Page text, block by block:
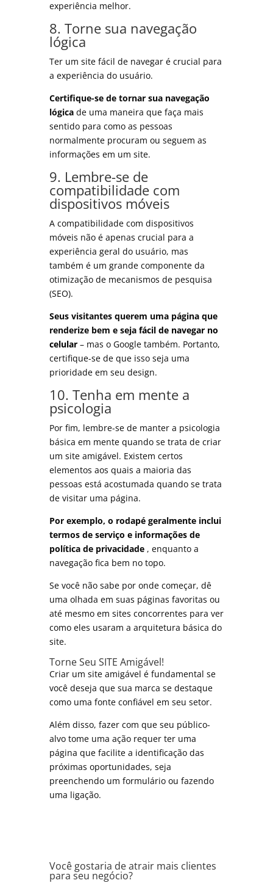
experiência melhor.
8. Torne sua navegação
lógica
Ter um site fácil de navegar é crucial para
a experiência do usuário.
Certifique-se de tornar sua navegação
lógicade uma maneira que faça mais
sentido para como as pessoas
normalmente procuram ou seguem as
informações em um site.
9. Lembre-se de
compatibilidade com
dispositivos móveis
A compatibilidade com dispositivos
móveis não é apenas crucial para a
experiência geral do usuário, mas
também é um grande componente da
otimização de mecanismos de pesquisa
(SEO).
Seus visitantes querem uma página que
renderize bem e seja fácil de navegar no
celular– mas o Google também. Portanto,
certifique-se de que isso seja uma
prioridade em seu design.
10. Tenha em mente a
psicologia
Por fim, lembre-se de manter a psicologia
básica em mente quando se trata de criar
um site amigável. Existem certos
elementos aos quais a maioria das
pessoas está acostumada quando se trata
de visitar uma página.
Por exemplo, o rodapé geralmente inclui
termos de serviço e informações de
política de privacidade, enquanto a
navegação fica bem no topo.
Se você não sabe por onde começar, dê
uma olhada em suas páginas favoritas ou
até mesmo em sites concorrentes para ver
como eles usaram a arquitetura básica do
site.
Torne Seu SITE Amigável!
Criar um site amigável é fundamental se
você deseja que sua marca se destaque
como uma fonte confiável em seu setor.
Além disso, fazer com que seu público-
alvo tome uma ação requer ter uma
página que facilite a identificação das
próximas oportunidades, seja
preenchendo um formulário ou fazendo
uma ligação.
Vocêgostaria deatrairmais clientes
para seu negócio?